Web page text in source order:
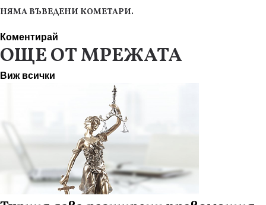
НЯМА ВЪВЕДЕНИ КОМЕТАРИ.
Коментирай
ОЩЕ ОТ МРЕЖАТА
Виж всички